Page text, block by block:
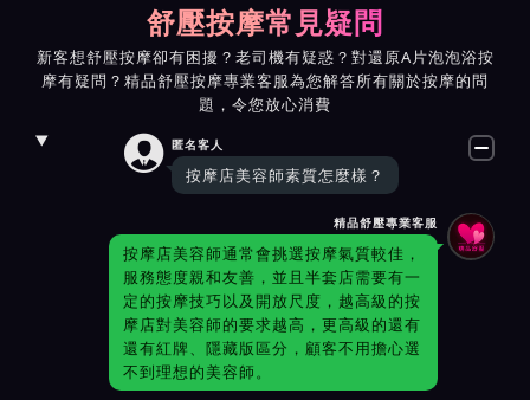
舒壓按摩常見疑問
新客想舒壓按摩卻有困擾？老司機有疑惑？對還原A片泡泡浴按
摩有疑問？精品舒壓按摩專業客服為您解答所有關於按摩的問
題，令您放心消費
 匿名客人
按摩店美容師素質怎麼樣？
精品舒壓專業客服
按摩店美容師通常會挑選按摩氣質較佳，
服務態度親和友善，並且半套店需要有一
定的按摩技巧以及開放尺度，越高級的按
摩店對美容師的要求越高，更高級的還有
還有紅牌、隱藏版區分，顧客不用擔心選
不到理想的美容師。